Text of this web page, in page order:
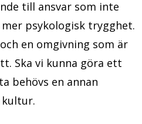
till ansvar som inte
psykologisk trygghet.
en omgivning som är
Ska vi kunna göra ett
behövs en annan
kultur.